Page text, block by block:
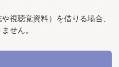
視聴覚資料）を借りる場合、
せん。